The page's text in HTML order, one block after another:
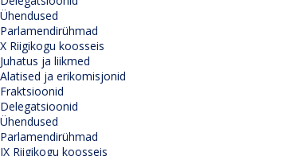
Ühendused
Parlamendirühmad
X Riigikogu koosseis
Juhatus ja liikmed
Alatised ja erikomisjonid
Fraktsioonid
Delegatsioonid
Ühendused
Parlamendirühmad
IX Riigikogu koosseis